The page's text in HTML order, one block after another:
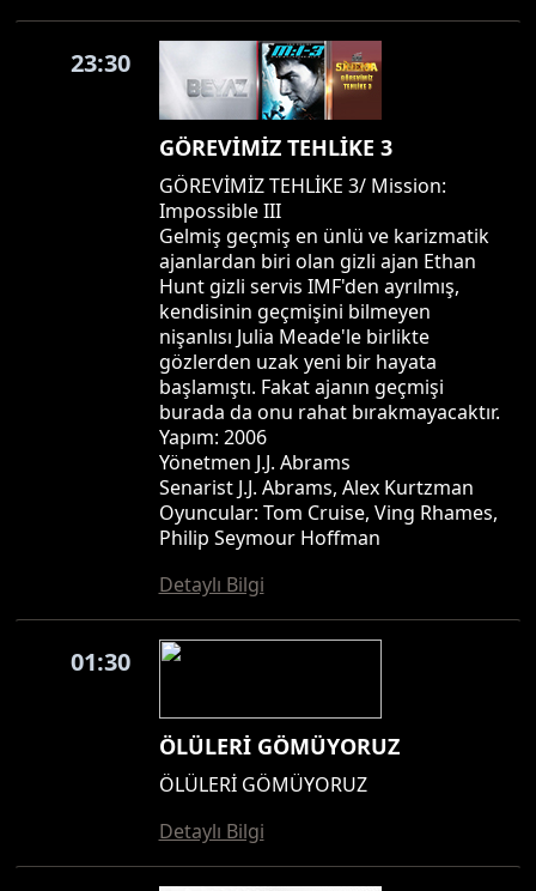
23:30
GÖREVİMİZ TEHLİKE 3
GÖREVİMİZ TEHLİKE 3/ Mission:
Impossible III
Gelmiş geçmiş en ünlü ve karizmatik
ajanlardan biri olan gizli ajan Ethan
Hunt gizli servis IMF'den ayrılmış,
kendisinin geçmişini bilmeyen
nişanlısı Julia Meade'le birlikte
gözlerden uzak yeni bir hayata
başlamıştı. Fakat ajanın geçmişi
burada da onu rahat bırakmayacaktır.
Yapım: 2006
Yönetmen J.J. Abrams
Senarist J.J. Abrams, Alex Kurtzman
Oyuncular: Tom Cruise, Ving Rhames,
Philip Seymour Hoffman
Detaylı Bilgi
01:30
ÖLÜLERİ GÖMÜYORUZ
ÖLÜLERİ GÖMÜYORUZ
Detaylı Bilgi